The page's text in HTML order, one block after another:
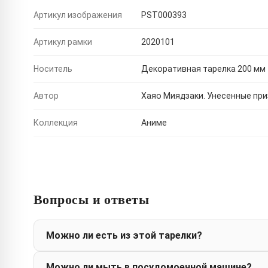
Артикул изображения PST000393
Артикул рамки 2020101
Носитель Декоративная тарелка 200 мм
Автор Хаяо Миядзаки. Унесенные
Коллекция Аниме
Вопросы и ответы
Можно ли есть из этой тарелки?